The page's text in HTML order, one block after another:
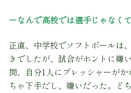
ーなんで高校では選手じゃなく
正直、中学校でソフトボールは
きでしたが、 試合がホントに嫌い
間、自分1人にプレッシャーが
ちゃ下手だし、嫌いだった。ど